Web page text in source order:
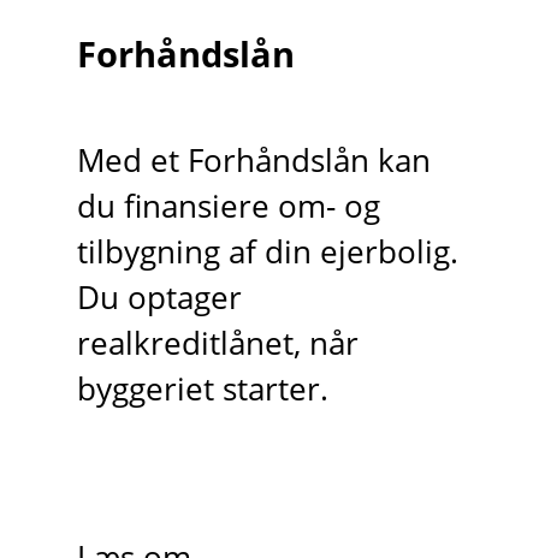
Forhåndslån
Med et Forhåndslån kan
du finansiere om- og
tilbygning af din ejerbolig.
Du optager
realkreditlånet, når
byggeriet starter.